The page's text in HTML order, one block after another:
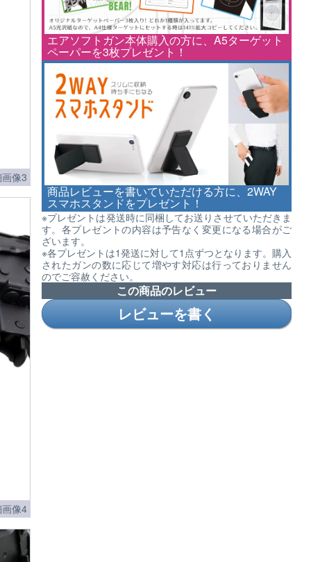
エアソフトガン本体購入の方に、A5ターゲット
ペーパーを3枚プレゼント！
商品レビューを書いていただける方に、2WAY
スマホスタンドをプレゼント！
※プレゼントは発送時に同梱してお送りさせていただきま
す。各プレゼントの内容は予告なく変更になる場合がご
ざいます。
※各プレゼントは1発送に対して1点ずつとなります。購入
されたガンの数に応じて増やす対応は行っておりません
のでご容赦ください。
この商品のレビュー
レビューを書く
像3
像4